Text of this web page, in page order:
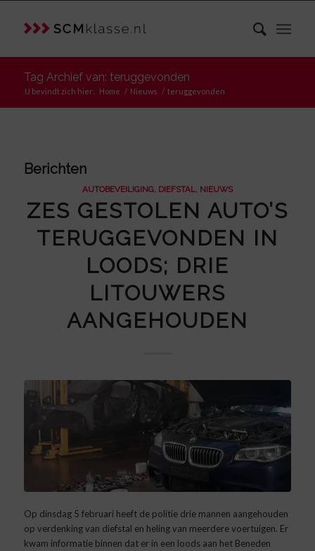
Tag Archief van: teruggevonden
U bevindt zich hier: Home / Nieuws / teruggevonden
Berichten
AUTOBEVEILIGING, DIEFSTAL, NIEUWS
ZES GESTOLEN AUTO’S
TERUGGEVONDEN IN
LOODS; DRIE
LITOUWERS
AANGEHOUDEN
Op dinsdag 5 februari heeft de politie drie mannen aangehouden
op verdenking van diefstal en heling van meerdere voertuigen. Er
kwam informatie binnen dat er in een loods aan het Beneden